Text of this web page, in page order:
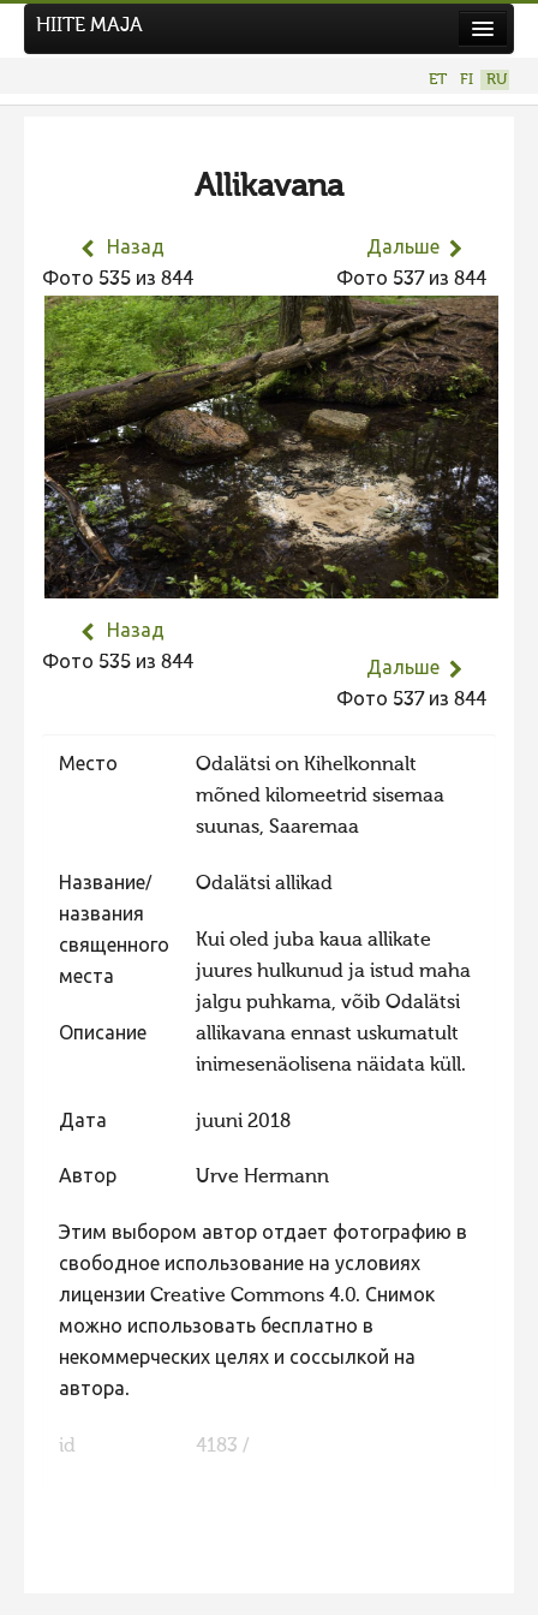
Hiite kuvavõistlus 2026
Фотоконкурс 2025
Не учитываются 2025
Видео 2025
Фотоконкурс 2024
Не учитываются 2024
Видео 2024
Фотоконкурс 2023
Не учитываются 2023
Фотоконкурс 2021
Фотоконкурс 2019
Фотоконкурс 2018
Фотоконкурс 2017
Фотоконкурс 2016
Фотоконкурс 2015
Фотоконкурс 2012
Фотоконкурс 2011
Фотоконкурс 2010
Фотоконкурс 2009
Фотоконкурс 2008
HIITE MAJA
ET FI RU
Allikavana
Назад
Фото 535 из 844
Дальше
Фото 537 из 844
Назад
Фото 535 из 844
Дальше
Фото 537 из 844
Место
Odalätsi on Kihelkonnalt
mõned kilomeetrid sisemaa
suunas, Saaremaa
Название/
названия
священного
места
Odalätsi allikad
Описание
Kui oled juba kaua allikate
juures hulkunud ja istud maha
jalgu puhkama, võib Odalätsi
allikavana ennast uskumatult
inimesenäolisena näidata küll.
Дата juuni 2018
Автор Urve Hermann
Этим выбором автор отдает фотографию в
свободное использование на условиях
лицензии Creative Commons 4.0. Снимок
можно использовать бесплатно в
некоммерческих целях и соссылкой на
автора.
id 4183 /